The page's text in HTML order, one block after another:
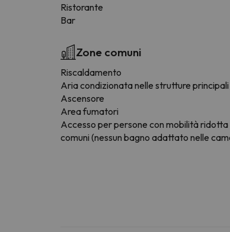
Ristorante
Bar
Zone comuni
Riscaldamento
Aria condizionata nelle strutture principali
Ascensore
Area fumatori
Accesso per persone con mobilità ridotta
comuni (nessun bagno adattato nelle